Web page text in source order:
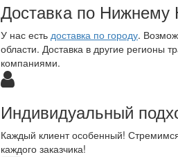
Доставка по Нижнему
У нас есть доставка по городу.
области. Доставка в другие регионы
компаниями.
Индивидуальный
Каждый клиент особенный!
каждого заказчика!